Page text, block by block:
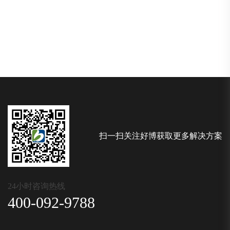
扫一扫关注好博获取更多解决方案
24小时咨询热线
400-092-9788